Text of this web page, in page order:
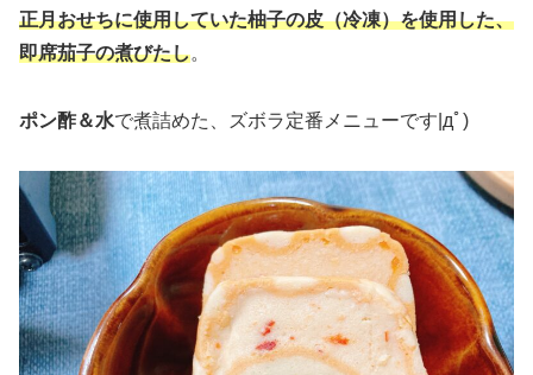
正月おせちに使用していた柚子の皮（冷凍）を使用した、
即席茄子の煮びたし。
ポン酢＆水で煮詰めた、ズボラ定番メニューです|дﾟ)